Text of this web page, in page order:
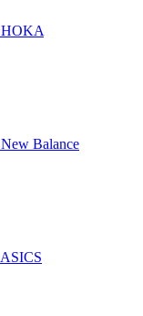
HOKA
New Balance
ASICS